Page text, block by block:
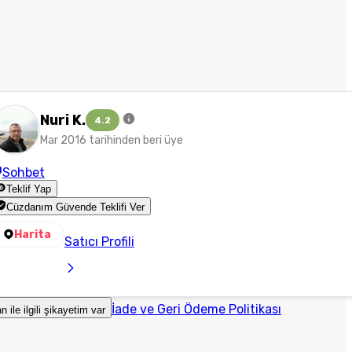
Nuri K. 4.2
Mar 2016 tarihinden beri üye
Sohbet
Teklif Yap
Cüzdanım Güvende Teklifi Ver
Harita Satıcı Profili
ile ilgili şikayetim var İade ve Geri Ödeme Politikası